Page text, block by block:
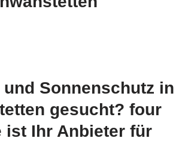
Sonnenschutz in
gesucht? four
ist Ihr Anbieter für